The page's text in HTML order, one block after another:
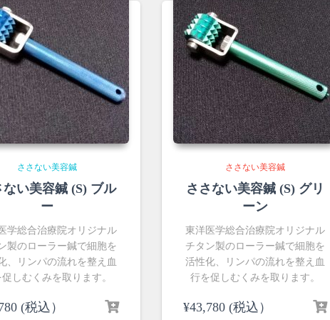
ささない美容鍼
ない美容鍼 (S) ブル
ー
学総合治療院オリジナル
製のローラー鍼で細胞を
、リンパの流れを整え血
しむくみを取ります。
(税込）
ささない美容鍼
ささない美容鍼 (S) グリ
ーン
東洋医学総合治療院オリジナル
チタン製のローラー鍼で細胞を
活性化、リンパの流れを整え血
行を促しむくみを取ります。
¥43,780 (税込）